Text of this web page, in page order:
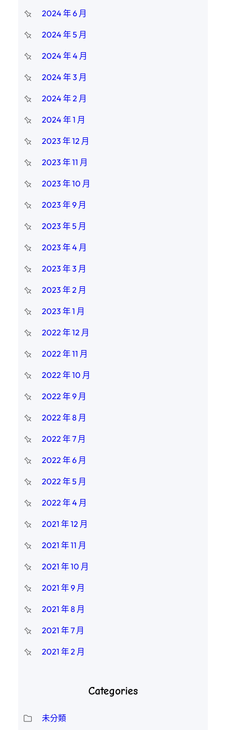
2024 年 6 月
2024 年 5 月
2024 年 4 月
2024 年 3 月
2024 年 2 月
2024 年 1 月
2023 年 12 月
2023 年 11 月
2023 年 10 月
2023 年 9 月
2023 年 5 月
2023 年 4 月
2023 年 3 月
2023 年 2 月
2023 年 1 月
2022 年 12 月
2022 年 11 月
2022 年 10 月
2022 年 9 月
2022 年 8 月
2022 年 7 月
2022 年 6 月
2022 年 5 月
2022 年 4 月
2021 年 12 月
2021 年 11 月
2021 年 10 月
2021 年 9 月
2021 年 8 月
2021 年 7 月
2021 年 2 月
Categories
未分類